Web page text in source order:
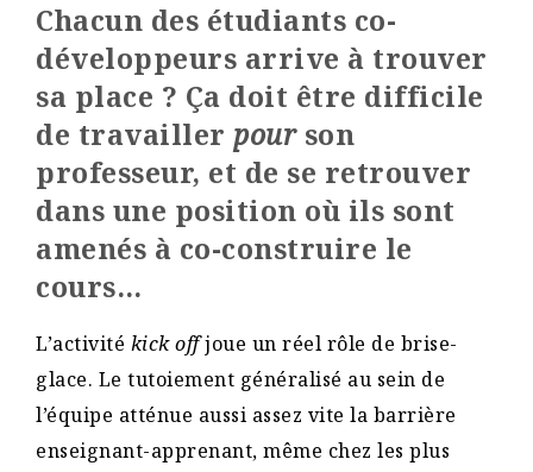
Chacun des étudiants co-
développeurs arrive à trouver
sa place ? Ça doit être difficile
de travailler pourson
professeur, et de se retrouver
dans une position où ils sont
amenés à co-construire le
cours…
L’activité kick offjoue un réel rôle de brise-
glace. Le tutoiement généralisé au sein de
l’équipe atténue aussi assez vite la barrière
enseignant-apprenant, même chez les plus